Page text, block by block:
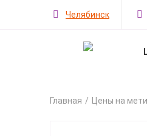
Челябинск
Главная Цены на